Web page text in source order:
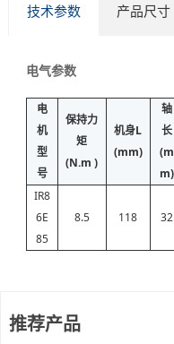
技术参数 产品尺寸
电气参数
电
机
型
号
保持力
矩
(N.m )
机身L
(mm)
轴
长
(m
m)
IR8
6E
85
8.5 118 32
推荐产品